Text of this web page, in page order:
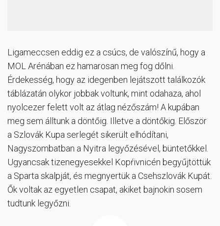
Ligameccsen eddig ez a csúcs, de valószínű, hogy a
MOL Arénában ez hamarosan meg fog dőlni.
Érdekesség, hogy az idegenben lejátszott találkozók
táblázatán olykor jobbak voltunk, mint odahaza, ahol
nyolcezer felett volt az átlag nézőszám! A kupában
meg sem álltunk a döntőig. Illetve a döntőkig. Először
a Szlovák Kupa serlegét sikerült elhódítani,
Nagyszombatban a Nyitra legyőzésével, büntetőkkel.
Ugyancsak tizenegyesekkel Kopŕivnicén begyűjtöttük
a Sparta skalpját, és megnyertük a Csehszlovák Kupát.
Ők voltak az egyetlen csapat, akiket bajnokin sosem
tudtunk legyőzni.